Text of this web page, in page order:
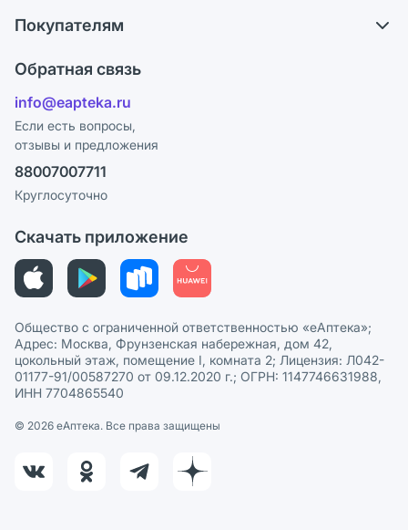
Ответы на вопросы
Блог
Карьера
Поставщики
Лицензия
Реклама на сайте
Ваши товары на ЕАПТЕКЕ
Покупателям
Программа СберСпасибо
Политика конфиденциальности
Пользовательское соглашение
Политика рекомендаций
Этика и соответствие
Политика в отношении обработки персональных данных
Обратная связь
info@eapteka.ru
Если есть вопросы,
отзывы и предложения
88007007711
Круглосуточно
Скачать приложение
Общество с ограниченной ответственностью «еАптека»;
Адрес: Москва, Фрунзенская набережная, дом 42,
цокольный этаж, помещение I, комната 2; Лицензия: Л042-
01177-91/00587270 от 09.12.2020 г.; ОГРН: 1147746631988,
ИНН 7704865540
© 2026 eАптека. Все права защищены